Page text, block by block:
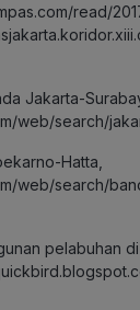
read/
Jakarta-
web/search/
Hatta,
web/search/
pelabuhan di